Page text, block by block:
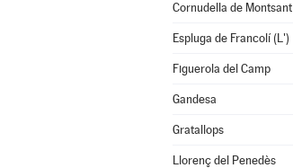
Cornudella de Montsant
Espluga de Francolí (L')
Figuerola del Camp
Gandesa
Gratallops
Llorenç del Penedès